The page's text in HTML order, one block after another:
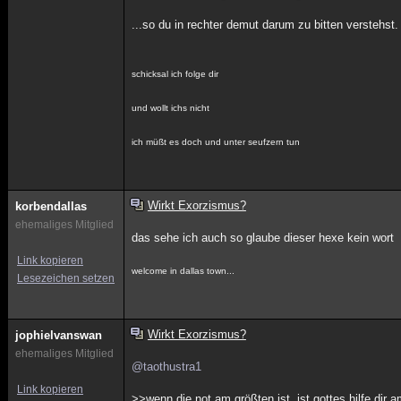
...so du in rechter demut darum zu bitten verstehst.
schicksal ich folge dir
und wollt ichs nicht
ich müßt es doch und unter seufzern tun
korbendallas
ehemaliges Mitglied
Link kopieren
Lesezeichen setzen
Wirkt Exorzismus?
das sehe ich auch so glaube dieser hexe kein wort
welcome in dallas town...
jophielvanswan
ehemaliges Mitglied
Link kopieren
Wirkt Exorzismus?
@taothustra1